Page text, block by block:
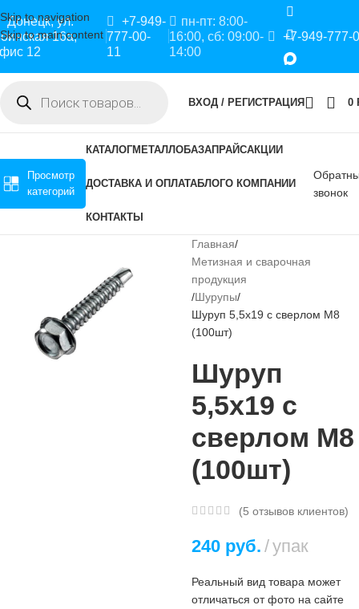
Skip to navigation
Skip to main content
Донецк, ул.
16а,
12
+7-949-
777-00-
11
пн-пт: 8:00-
16:00, сб: 09:00-
14:00
+7-949-777-
ВХОД / РЕГИСТРАЦИЯ 0
Просмотр
категорий
КАТАЛОГМЕТАЛЛОБАЗАПРАЙСАКЦИИ
ДОСТАВКА И ОПЛАТАБЛОГО КОМПАНИИ
КОНТАКТЫ
звонок
Главная
Метизная и сварочная
продукция
Шурупы
Шуруп 5,5х19 с сверлом М8
(100шт)
Шуруп
5,5х19 с
сверлом М8
(100шт)
(5 отзывов клиентов)
240руб. упак
Реальный вид товара может
отличаться от фото на сайте